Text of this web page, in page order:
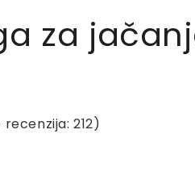
za
212)